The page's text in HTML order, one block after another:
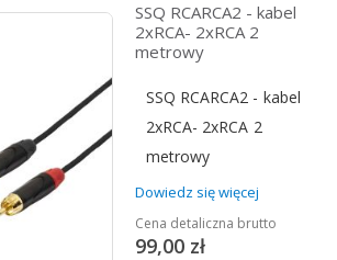
SSQ RCARCA2 - kabel
2xRCA- 2xRCA 2
metrowy
SSQ RCARCA2 - kabel
2xRCA- 2xRCA 2
metrowy
Dowiedz się więcej
Cena detaliczna brutto
99,00 zł